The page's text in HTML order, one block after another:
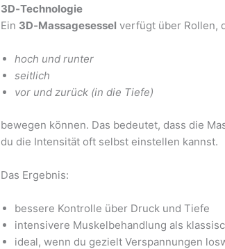
3D‑Technologie
Ein 3D‑Massagesessel verfügt über Rollen,
hoch und runter
seitlich
vor und zurück (in die Tiefe)
bewegen können. Das bedeutet, dass die
du die Intensität oft selbst einstellen kannst.
Das Ergebnis:
bessere Kontrolle über Druck und Tiefe
intensivere Muskelbehandlung als
ideal, wenn du gezielt Verspannungen